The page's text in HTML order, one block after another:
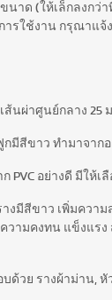
นาด (ให้เล็กลงกว่า
ารใช้งาน กรุณาแจ้
ส้นผ่าศูนย์กลาง 25
กมีสีขาว ทำมาจาก
PVC อย่างดี มีให้เ
งมีสีขาว เพิ่มความ
วามคงทน แข็งแร
บด้วย รางผ้าม่าน,